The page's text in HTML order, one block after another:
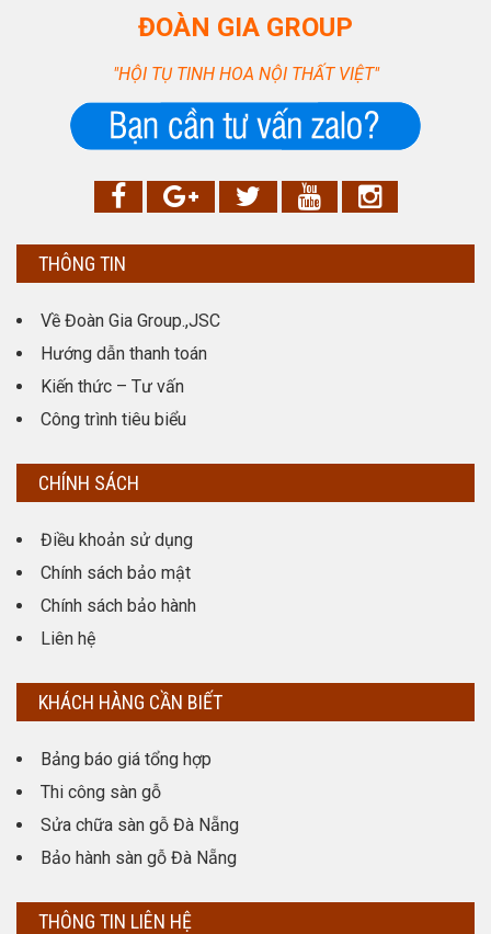
ĐOÀN GIA GROUP
"HỘI TỤ TINH HOA NỘI THẤT VIỆT"
THÔNG TIN
Về Đoàn Gia Group.,JSC
Hướng dẫn thanh toán
Kiến thức – Tư vấn
Công trình tiêu biểu
CHÍNH SÁCH
Điều khoản sử dụng
Chính sách bảo mật
Chính sách bảo hành
Liên hệ
KHÁCH HÀNG CẦN BIẾT
Bảng báo giá tổng hợp
Thi công sàn gỗ
Sửa chữa sàn gỗ Đà Nẵng
Bảo hành sàn gỗ Đà Nẵng
THÔNG TIN LIÊN HỆ